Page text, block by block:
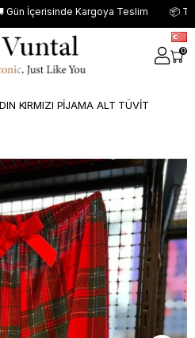
İçerisinde Kargoya Teslim 📦 Tüm
0
KIRMIZI PİJAMA ALT TÜVİT